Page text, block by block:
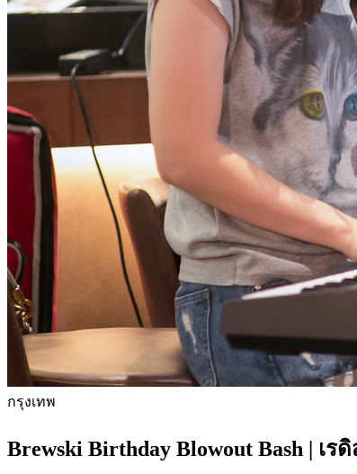
กรุงเทพ
Brewski Birthday Blowout Bash | เ